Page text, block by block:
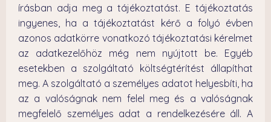
írásban adja meg a tájékoztatást. E tájékoztatás
ingyenes, ha a tájékoztatást kérő a folyó évben
azonos adatkörre vonatkozó tájékoztatási kérelmet
az adatkezelőhöz még nem nyújtott be. Egyéb
esetekben a szolgáltató költségtérítést állapíthat
meg. A szolgáltató a személyes adatot helyesbíti, ha
az a valóságnak nem felel meg és a valóságnak
megfelelő személyes adat a rendelkezésére áll. A